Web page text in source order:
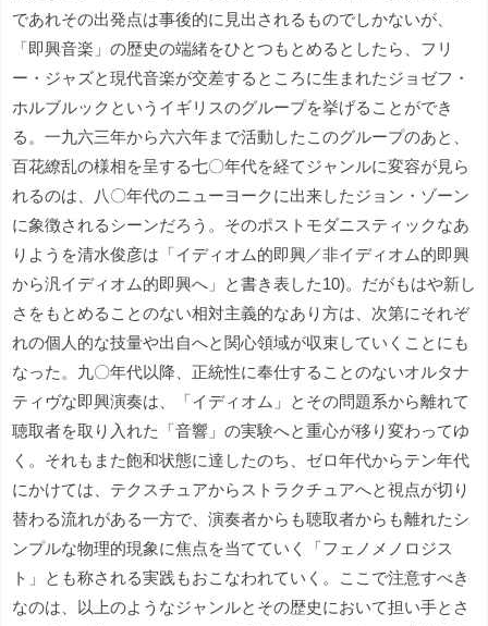
であれその出発点は事後的に見出されるものでしかないが、
「即興音楽」の歴史の端緒をひとつもとめるとしたら、フリ
ー・ジャズと現代音楽が交差するところに生まれたジョゼフ・
ホルブルックというイギリスのグループを挙げることができ
る。一九六三年から六六年まで活動したこのグループのあと、
百花繚乱の様相を呈する七〇年代を経てジャンルに変容が見ら
れるのは、八〇年代のニューヨークに出来したジョン・ゾーン
に象徴されるシーンだろう。そのポストモダニスティックなあ
りようを清水俊彦は「イディオム的即興／非イディオム的即興
から汎イディオム的即興へ」と書き表した10)。だがもはや新し
さをもとめることのない相対主義的なあり方は、次第にそれぞ
れの個人的な技量や出自へと関心領域が収束していくことにも
なった。九〇年代以降、正統性に奉仕することのないオルタナ
ティヴな即興演奏は、「イディオム」とその問題系から離れて
聴取者を取り入れた「音響」の実験へと重心が移り変わってゆ
く。それもまた飽和状態に達したのち、ゼロ年代からテン年代
にかけては、テクスチュアからストラクチュアへと視点が切り
替わる流れがある一方で、演奏者からも聴取者からも離れたシ
ンプルな物理的現象に焦点を当てていく「フェノメノロジス
ト」とも称される実践もおこなわれていく。ここで注意すべき
なのは、以上のようなジャンルとその歴史において担い手とさ